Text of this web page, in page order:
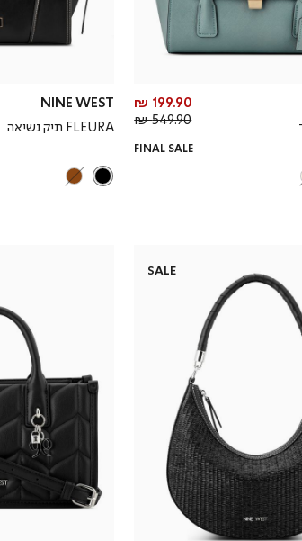
מחיר
מוצר
199.90 ₪
מחיר
549.90 ₪
FINAL SALE
NINE WEST
FLEURA תיק נשיאה
SALE